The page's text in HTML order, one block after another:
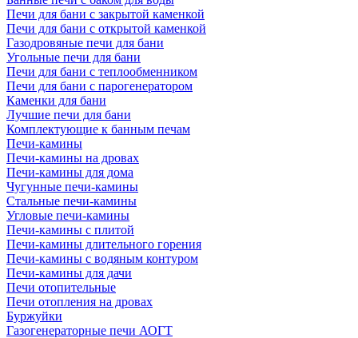
Печи для бани с закрытой каменкой
Печи для бани с открытой каменкой
Газодровяные печи для бани
Угольные печи для бани
Печи для бани с теплообменником
Печи для бани с парогенератором
Каменки для бани
Лучшие печи для бани
Комплектующие к банным печам
Печи-камины
Печи-камины на дровах
Печи-камины для дома
Чугунные печи-камины
Стальные печи-камины
Угловые печи-камины
Печи-камины с плитой
Печи-камины длительного горения
Печи-камины с водяным контуром
Печи-камины для дачи
Печи отопительные
Печи отопления на дровах
Буржуйки
Газогенераторные печи АОГТ